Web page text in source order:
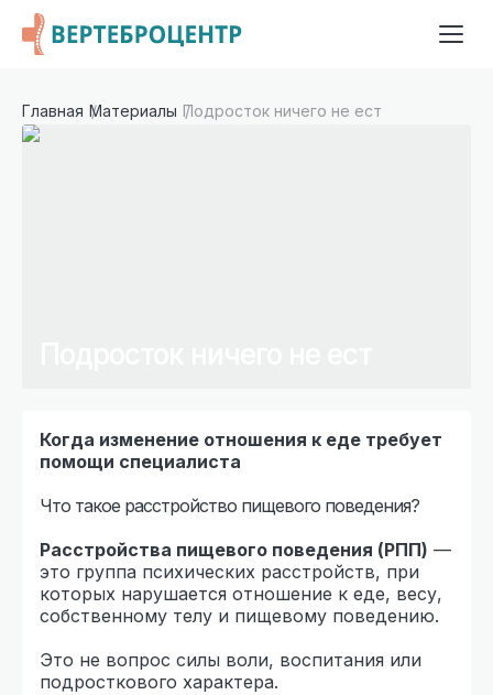
Главная Материалы Подросток ничего не ест
Когда изменение отношения к еде требует
помощи специалиста
Что такое расстройство пищевого поведения?
Расстройства пищевого поведения (РПП) —
это группа психических расстройств, при
которых нарушается отношение к еде, весу,
собственному телу и пищевому поведению.
Это не вопрос силы воли, воспитания или
подросткового характера.